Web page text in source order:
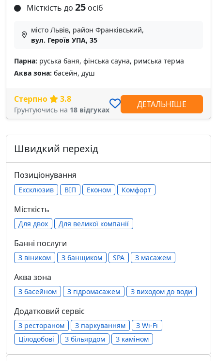
Місткість до 25 осіб
місто Львів, район Франківський,
вул. Героїв УПА, 35
Парна: руська баня, фінська сауна, римська терма
Аква зона: басейн, душ
Стерпно 3.8
Грунтуючись на 18 відгуках
ДЕТАЛЬНІШЕ
Швидкий перехід
Позиціонування
Ексклюзив ВІП Економ Комфорт
Місткість
Для двох Для великої компанії
Банні послуги
З віником З банщиком SPA З масажем
Аква зона
З басейном З гідромасажем З виходом до води
Додатковий сервіс
З рестораном З паркуванням
З Wi-Fi
Цілодобові
З більярдом З каміном